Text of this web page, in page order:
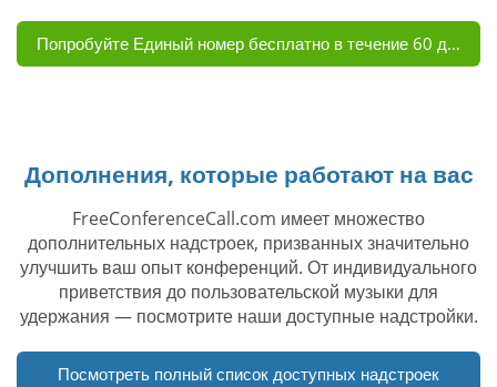
Попробуйте Единый номер бесплатно в течение 60 дней
Дополнения, которые работают на вас
FreeConferenceCall.com имеет множество
дополнительных надстроек, призванных значительно
улучшить ваш опыт конференций. От индивидуального
приветствия до пользовательской музыки для
удержания — посмотрите наши доступные надстройки.
Посмотреть полный список доступных надстроек